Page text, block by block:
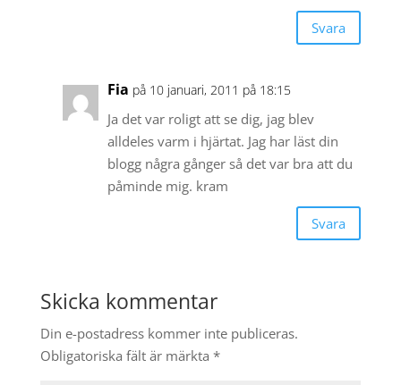
Svara
Fia på 10 januari, 2011 på 18:15
Ja det var roligt att se dig, jag blev
alldeles varm i hjärtat. Jag har läst din
blogg några gånger så det var bra att du
påminde mig. kram
Svara
Skicka kommentar
Din e-postadress kommer inte publiceras.
Obligatoriska fält är märkta *